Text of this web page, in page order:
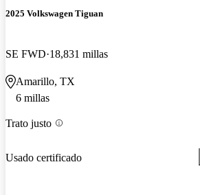
2025 Volkswagen Tiguan
SE FWD 18,831 millas
Amarillo, TX
6 millas
Trato justo
Usado certificado